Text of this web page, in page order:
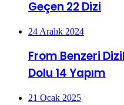
Geçen 22 Dizi
24 Aralık 2024
From Benzeri
Dolu 14 Yapım
21 Ocak 2025